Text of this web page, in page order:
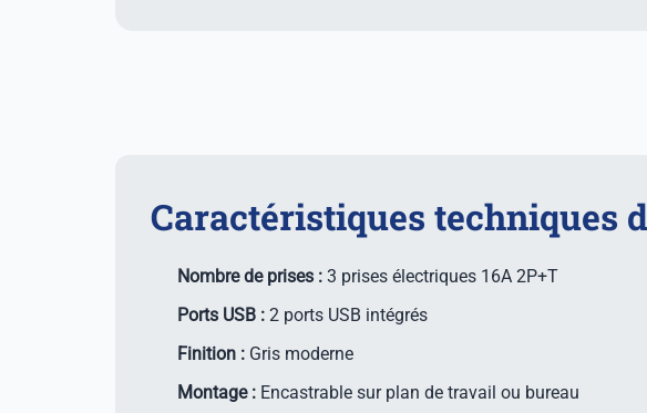
Caractéristiques techniques
Nombre de prises : 3 prises électriques 16A 2P+T
Ports USB : 2 ports USB intégrés
Finition : Gris moderne
Montage : Encastrable sur plan de travail ou bureau